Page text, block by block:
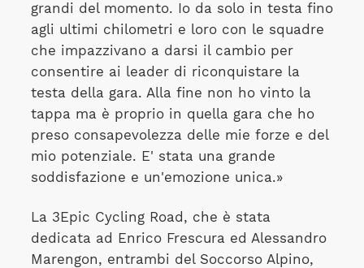
grandi del momento. Io da solo in testa fino
agli ultimi chilometri e loro con le squadre
che impazzivano a darsi il cambio per
consentire ai leader di riconquistare la
testa della gara. Alla fine non ho vinto la
tappa ma è proprio in quella gara che ho
preso consapevolezza delle mie forze e del
mio potenziale. E' stata una grande
soddisfazione e un'emozione unica.»
La 3Epic Cycling Road, che è stata
dedicata ad Enrico Frescura ed Alessandro
Marengon, entrambi del Soccorso Alpino,